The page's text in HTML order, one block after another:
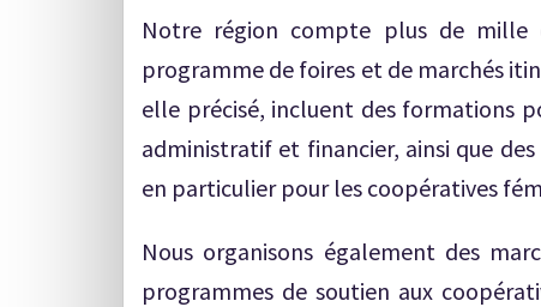
Notre région compte plus de mille
programme de foires et de marchés
elle précisé, incluent des formations
administratif et financier, ainsi que
en particulier pour les coopératives
Nous organisons également des
programmes de soutien aux